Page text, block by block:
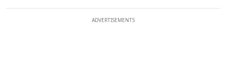
ADVERTISEMENTS